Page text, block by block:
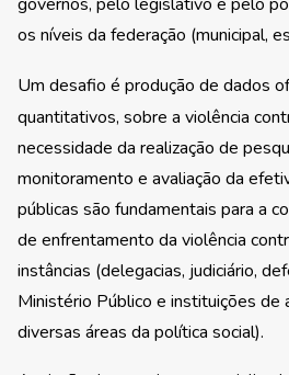
os níveis da federação (municipal,
Um desafio é produção de dados
quantitativos, sobre a violência
necessidade da realização de
monitoramento e avaliação da
públicas são fundamentais para a
de enfrentamento da violência
instâncias (delegacias, judiciário,
Ministério Público e instituições de
diversas áreas da política social).